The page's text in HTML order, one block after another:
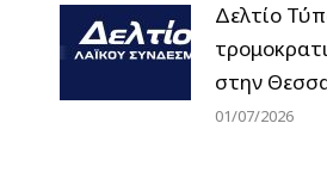
Δελτίο
στην
01/07/2026